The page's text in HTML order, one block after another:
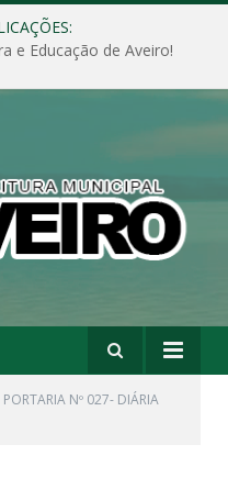
e Educação de Aveiro!
PORTARIA Nº 027- DIÁRIA